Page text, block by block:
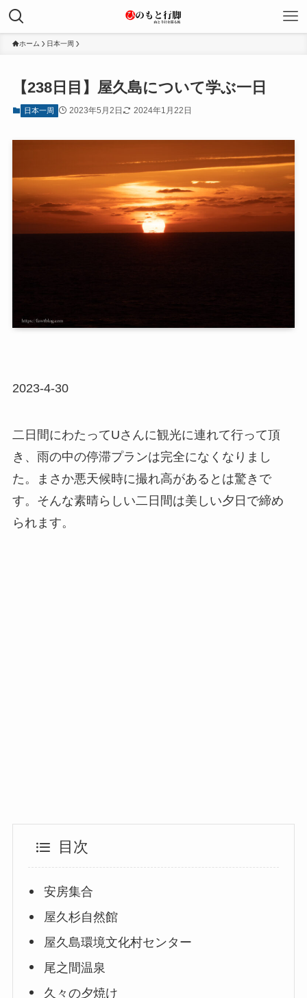
ホーム 日本一周
【238日目】屋久島について学ぶ一日
日本一周 2023年5月2日 2024年1月22日
2023-4-30
二日間にわたってUさんに観光に連れて行って頂
き、雨の中の停滞プランは完全になくなりまし
た。まさか悪天候時に撮れ高があるとは驚きで
す。そんな素晴らしい二日間は美しい夕日で締め
られます。
目次
安房集合
屋久杉自然館
屋久島環境文化村センター
尾之間温泉
久々の夕焼け